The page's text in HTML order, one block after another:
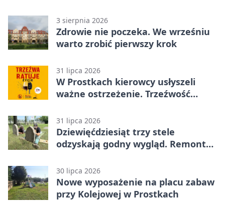
3 sierpnia 2026
Zdrowie nie poczeka. We wrześniu
warto zrobić pierwszy krok
31 lipca 2026
W Prostkach kierowcy usłyszeli
ważne ostrzeżenie. Trzeźwość
31 lipca 2026
Dziewięćdziesiąt trzy stele
odzyskają godny wygląd. Remont
30 lipca 2026
Nowe wyposażenie na placu zabaw
przy Kolejowej w Prostkach